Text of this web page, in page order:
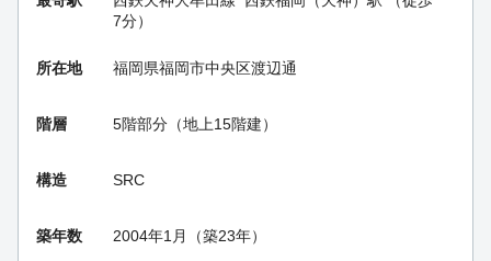
7分）
所在地 福岡県福岡市中央区渡辺通
階層 5階部分（地上15階建）
構造 SRC
築年数 2004年1月（築23年）